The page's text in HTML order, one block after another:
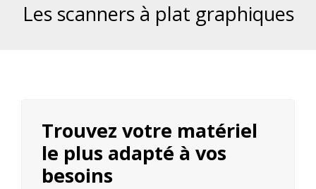
Les scanners à plat graphiques
Trouvez votre matériel
le plus adapté à vos
besoins